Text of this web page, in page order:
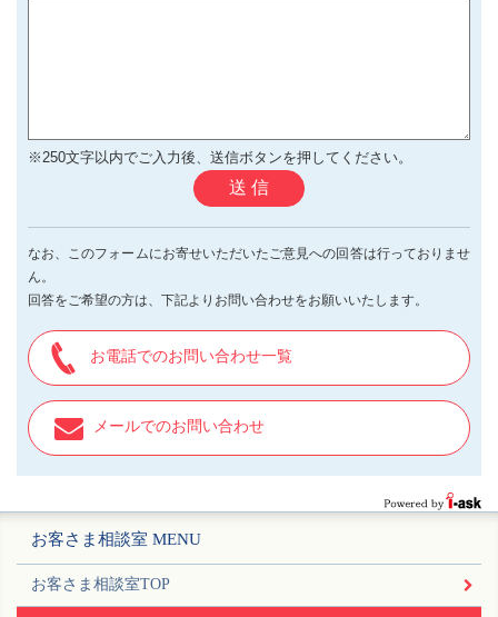
※250文字以内でご入力後、送信ボタンを押してください。
送 信
なお、このフォームにお寄せいただいたご意見への回答は行っておりませ
ん。
回答をご希望の方は、下記よりお問い合わせをお願いいたします。
お電話でのお問い合わせ一覧
メールでのお問い合わせ
お客さま相談室 MENU
お客さま相談室TOP